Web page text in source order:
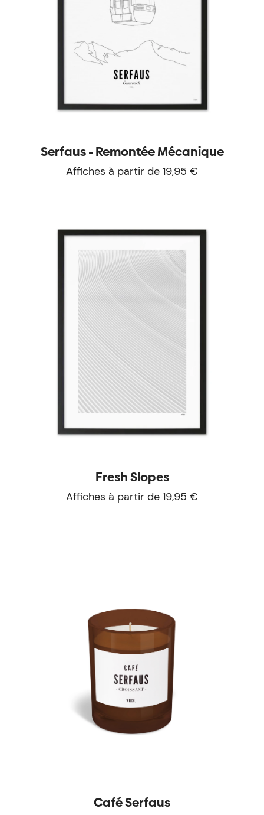
Serfaus - Remontée Mécanique
Affiches à partir de 19,95 €
Fresh Slopes
Affiches à partir de 19,95 €
Café Serfaus